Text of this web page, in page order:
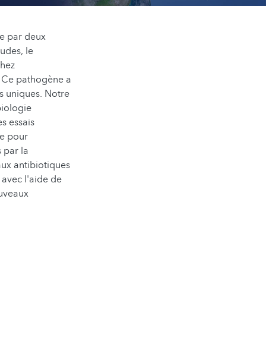
par deux
le
pathogène a
uniques. Notre
essais
pour
par la
antibiotiques
l'aide de